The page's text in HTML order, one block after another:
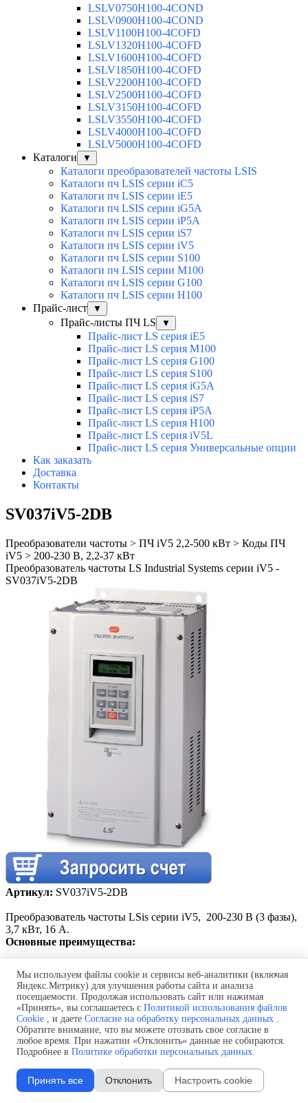
LSLV0750H100-4COND
LSLV0900H100-4COND
LSLV1100H100-4COFD
LSLV1320H100-4COFD
LSLV1600H100-4COFD
LSLV1850H100-4COFD
LSLV2200H100-4COFD
LSLV2500H100-4COFD
LSLV3150H100-4COFD
LSLV3550H100-4COFD
LSLV4000H100-4COFD
LSLV5000H100-4COFD
Каталоги
▼
Каталоги преобразователей частоты LSIS
Каталоги пч LSIS серии iC5
Каталоги пч LSIS серии iE5
Каталоги пч LSIS серии iG5A
Каталоги пч LSIS серии iP5A
Каталоги пч LSIS серии iS7
Каталоги пч LSIS серии iV5
Каталоги пч LSIS серии S100
Каталоги пч LSIS серии M100
Каталоги пч LSIS серии G100
Каталоги пч LSIS серии H100
Прайс-лист
▼
Прайс-листы ПЧ LS ▼
Прайс-лист LS серия iE5
Прайс-лист LS серия M100
Прайс-лист LS серия G100
Прайс-лист LS серия S100
Прайс-лист LS серия iG5A
Прайс-лист LS серия iS7
Прайс-лист LS серия iP5A
Прайс-лист LS серия H100
Прайс-лист LS серия iV5L
Прайс-лист LS серия Универсальные опции
Как заказать
Доставка
Контакты
SV037iV5-2DB
Преобразователи частоты > ПЧ iV5 2,2-500 кВт > Коды ПЧ
iV5 > 200-230 В, 2,2-37 кВт
Преобразователь частоты LS Industrial Systems серии iV5 -
SV037iV5-2DB
Артикул: SV037iV5-2DB
Преобразователь частоты LSis серии iV5, 200-230 В (3 фазы),
3,7 кВт, 16 А.
Основные преимущества:
Высокий крутящий момент на нулевой скорости
Прецизионное управление скоростью и
позиционированием
Автоматическое определение параметров двигателя
Контроль позиции по сигналу с энкодера
Специальные функции для различных областей
применения: уравновешивание нагрузки, функция
инерции, функция быстрой остановки и пр.
Мы используем файлы cookie и сервисы веб-аналитики (включая
Яндекс.Метрику) для улучшения работы сайта и анализа
посещаемости. Продолжая использовать сайт или нажимая
«Принять», вы соглашаетесь с Политикой использования файлов
Cookie , и даете Согласие на обработку персональных данных .
Обратите внимание, что вы можете отозвать свое согласие в
любое время. При нажатии «Отклонить» данные не собираются.
Подробнее в Политике обработки персональных данных.
Принять все Отклонить Настроить cookie